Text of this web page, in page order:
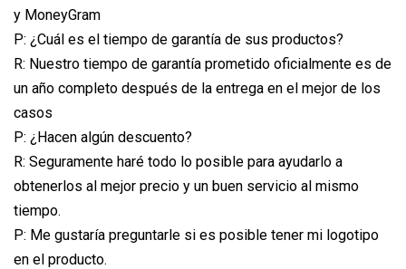
y MoneyGram
P: ¿Cuál es el tiempo de garantía de sus productos?
R: Nuestro tiempo de garantía prometido oficialmente es de
un año completo después de la entrega en el mejor de los
casos
P: ¿Hacen algún descuento?
R: Seguramente haré todo lo posible para ayudarlo a
obtenerlos al mejor precio y un buen servicio al mismo
tiempo.
P: Me gustaría preguntarle si es posible tener mi logotipo
en el producto.